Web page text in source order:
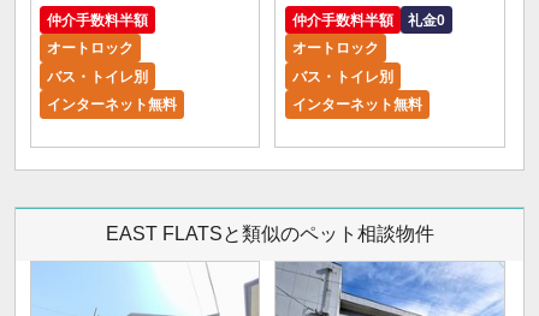
仲介手数料半額
オートロック
バス・トイレ別
インターネット無料
仲介手数料半額
礼金0
オートロック
バス・トイレ別
インターネット無料
EAST FLATSと類似のペット相談物件